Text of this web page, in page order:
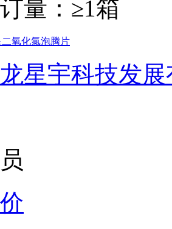
量： ≥1箱
氧化氯泡腾片
星宇科技发